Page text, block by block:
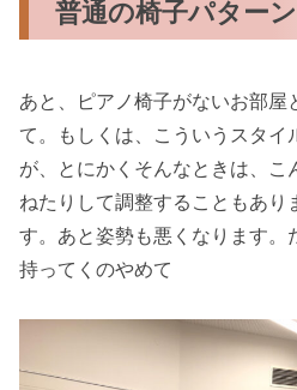
普通の椅子パターン
あと、ピアノ椅子がないお部屋
て。もしくは、こういうスタイ
が、とにかくそんなときは、
ねたりして調整することもあり
す。あと姿勢も悪くなります。
持ってくのやめて